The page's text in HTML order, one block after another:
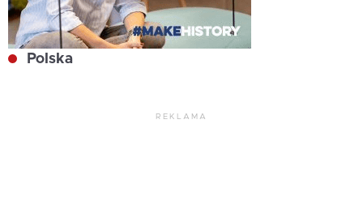
Polska
REKLAMA